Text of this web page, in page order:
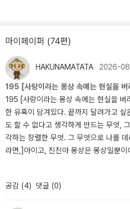
내 의지대로 결정하는 삶과 지루한 삶을
있다. 우리는 삶과 공존하는 모순을 다
면하는 그 순간에도 좌절하지 않고, 감내
행복을 찾아 분투하는 삶을 살려고 노력
아픔을 겪으며 얻게 되는 뜻하지 않은 인
장하는 인물들의 결정들이 다소 이해가
그들의 현실과 입장에서 바라보면 충분
해 삶의 모순 그 자체를 부정적인 시선보
‘긍정’을 많이 떠올려 볼 수 있었다. (그
‘진짜’로 원하는 것과 택할 수밖에 없는
중 누구를 택했을지 아직 이 책을 읽어보
독을 권한다.삶의 어떤 교훈도 내 속에
음으로 들을 수 없다. 뜨거운 줄 알면서도
이 모순, 이 모순 때문에 내 삶은 발전할
우이독경, 사람들은 모두 소의 귀를 가졌
쯤 전, 내가 한 말을 수정한다. 인생은 탐
라, 살아가면서 탐구하는 것이다. 실수는
다…….(p.296)모든 삶을 체험해볼 수 없
하는 것이라고, 진진의 말을 읽으며 생각
에 발전할 것이고, 나는 독서 덕분에 발전
하게 한다. 그러고 보니 이름부터가 모순
이 참 진(眞) 자를 두 개씩이나 넣어 이
으로 '안'이라는 부정(否定)의 성을 물려
나, 떠돌아다니던 그 많은 낮과 밤의 아버
지한 시간은 얼마나 될까. 어느 슬픈 일몰
며 축축하게 눈시울을 적신 적은 없었을
스토리지만, 스토리를 따라가다가 이 책
릎을 탁 치며 감탄한다. 음미하고 읊조
은 남이 행복하지 않은 것은 당연하게 생
지 않은 것에 대해서는 언제나 납득할 수
읽다가 우연히 발견한 구절인데, 내게는
그것이 인간이다. 억울하다는 생각만 줄
게 할 사람이었다. 그녀는 목적과 사랑을
도 하나를 포기했다.그녀가 결심을 바꾼
어머니의 불행이 어머니를 더욱 생기있
이모의 행복은 결국 행복을 가장한 불행
처리하는 삶을 살아오며 어쩐지 행복해
가졌음에도 불행했던 이모의 자살은 극
이는 것과 행복은 다르고 불행해보이는
사랑하는 사람의 죽음을 통해 이러한 삶
자신을 맡기고자 한다.이모의 자살을 겪
의 단편적인 이분법으로 삶을 살아가기
자체를 살기로 한 것이다. 나에게 없는
했다는 것과 같은 뜻인것 같다. 똑같은 얼
장우와 함께 결혼 상대자로 생각하고 있
와 닮았다면 김장우는 아버지와 닮은 사
편애하고 뚜렷한 것보다 희미한 것을 먼
진을 찍는 사람입니다. 그가 건내준 야생
면에 장식하는 모습에서 독자는 김장우
안진진은 나영규를 선택합니다. 꽃으로
보이기만 했던 이모가 자신을 파괴하기
든 불행을 떠안은 것 같아 보였던 어머
장우에게로 향하던 화살표의 방향을 나
다. 잘 정리된 집보다 적당히 지저분한 남의 집이 묵어가기 훨씬 편
한 법이라고 생각하는 안진진의 선택이
한 구절 우리는 남이 행복하지 않은 것은
마이페이퍼 (74편)
HAKUNAMATATA 2026-
195 [사랑이라는 몽상 속에는 현실을 버
195 [사랑이라는 몽상 속에는 현실을 버
한 유혹이 담겨있다. 끝까지 달려가고 싶
도 할 수 없다고 생각하게 만드는 무엇,
각하는 장렬한 무엇. 그 무엇으로 나를 데
라면,]아이고, 진진아 몽상은 몽상일뿐이
어리석은 일은 없다.- P157삶은 그렇게
을 정녕 주리는모르고 있는 것일까 인생
기꺼이 악을 선택하게 만들고 우리는 어
공감 (4) 댓글 (0)